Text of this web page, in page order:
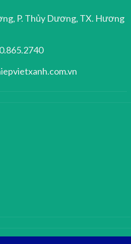
P. Thủy Dương, TX. Hương